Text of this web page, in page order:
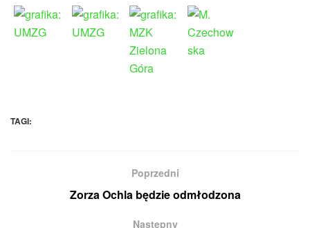
TAGI:
Poprzedni
Zorza Ochla będzie odmłodzona
Następny